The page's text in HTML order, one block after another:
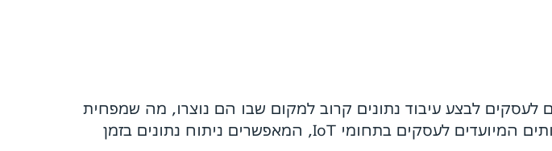
לעסקים לבצע עיבוד נתונים קרוב למקום שבו הם נוצרו, מה שמפחית
את זמני ההשהיה ומשפר את חוויית המשתמש. דוגמה לכך היא שירותים המיועדים לעסקים בתחומי IoT, המאפשרים ניתוח נתונים בזמן